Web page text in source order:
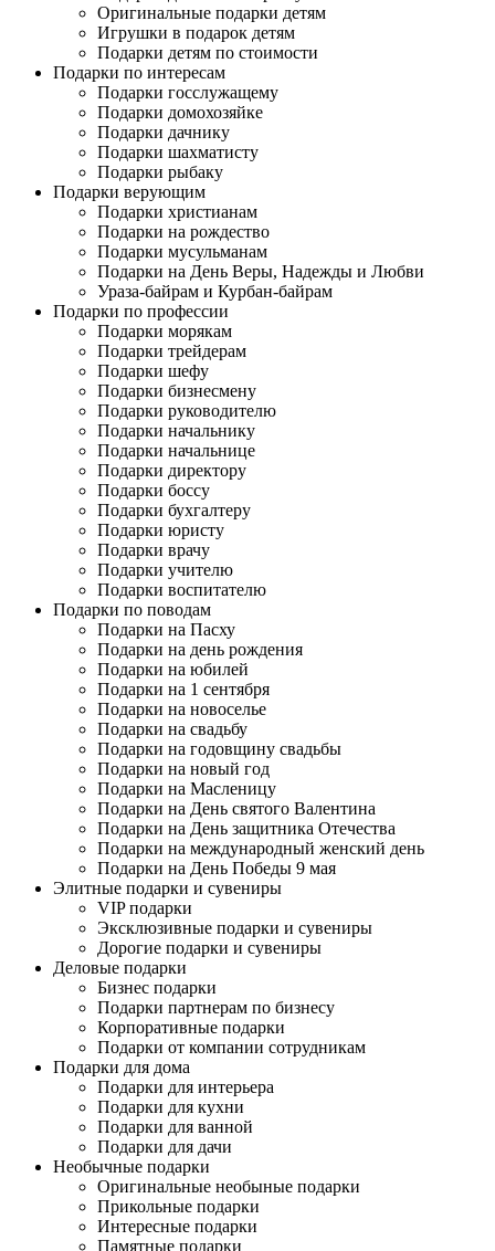
Оригинальные подарки детям
Игрушки в подарок детям
Подарки детям по стоимости
Подарки по интересам
Подарки госслужащему
Подарки домохозяйке
Подарки дачнику
Подарки шахматисту
Подарки рыбаку
Подарки верующим
Подарки христианам
Подарки на рождество
Подарки мусульманам
Подарки на День Веры, Надежды и Любви
Ураза-байрам и Курбан-байрам
Подарки по профессии
Подарки морякам
Подарки трейдерам
Подарки шефу
Подарки бизнесмену
Подарки руководителю
Подарки начальнику
Подарки начальнице
Подарки директору
Подарки боссу
Подарки бухгалтеру
Подарки юристу
Подарки врачу
Подарки учителю
Подарки воспитателю
Подарки по поводам
Подарки на Пасху
Подарки на день рождения
Подарки на юбилей
Подарки на 1 сентября
Подарки на новоселье
Подарки на свадьбу
Подарки на годовщину свадьбы
Подарки на новый год
Подарки на Масленицу
Подарки на День святого Валентина
Подарки на День защитника Отечества
Подарки на международный женский день
Подарки на День Победы 9 мая
Элитные подарки и сувениры
VIP подарки
Эксклюзивные подарки и сувениры
Дорогие подарки и сувениры
Деловые подарки
Бизнес подарки
Подарки партнерам по бизнесу
Корпоративные подарки
Подарки от компании сотрудникам
Подарки для дома
Подарки для интерьера
Подарки для кухни
Подарки для ванной
Подарки для дачи
Необычные подарки
Оригинальные необыные подарки
Прикольные подарки
Интересные подарки
Памятные подарки